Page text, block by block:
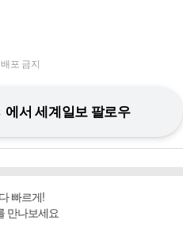
포 금지
에서 세계일보 팔로우
빠르게!
만나보세요